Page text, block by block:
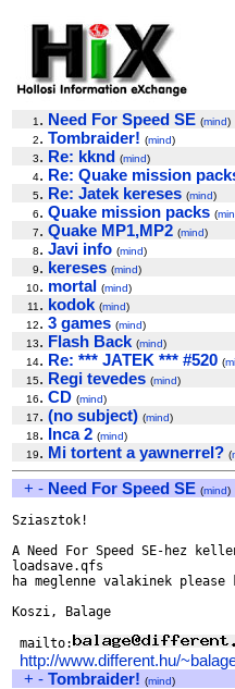
1 . Need For Speed SE (mind)
2. Tombraider! (mind)
3. Re: kknd (mind)
4. Re: Quake mission
5. Re: Jatek kereses (mind)
6. Quake mission packs (
7. Quake MP1,MP2 (mind)
8. Javi info (mind)
9. kereses (mind)
10. mortal (mind)
11 . kodok (mind)
12. 3 games (mind)
13. Flash Back (mind)
14. Re: *** JATEK *** #520 (
15. Regi tevedes (mind)
16. CD (mind)
17. (no subject) (mind)
18. Inca 2 (mind)
19. Mi tortent a yawnerrel? (
+ - Need For Speed SE (mind)
Sziasztok!
A Need For Speed SE-hez
loadsave.qfs
ha meglenne valakinek
Koszi, Balage
mailto:
http://www.different.hu/
+ - Tombraider! (mind)